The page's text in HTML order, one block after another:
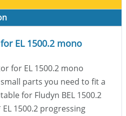
EL 1500.2 mono
for EL 1500.2 mono
parts you need to fit a
for Fludyn BEL 1500.2
EL 1500.2 progressing